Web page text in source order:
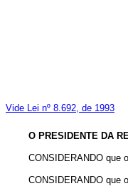
Vide Lei nº 8.692, de 1993
O PRESIDENTE DA
CONSIDERANDO que o
CONSIDERANDO que o